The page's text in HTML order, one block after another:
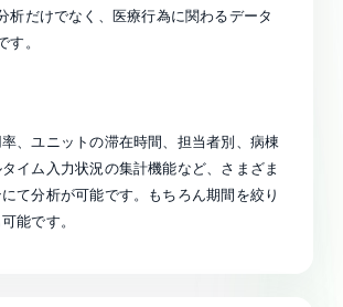
析だけでなく、医療行為に関わるデータ
す。
、ユニットの滞在時間、担当者別、病棟
イム入力状況の集計機能など、さまざま
て分析が可能です。もちろん期間を絞り
能です。